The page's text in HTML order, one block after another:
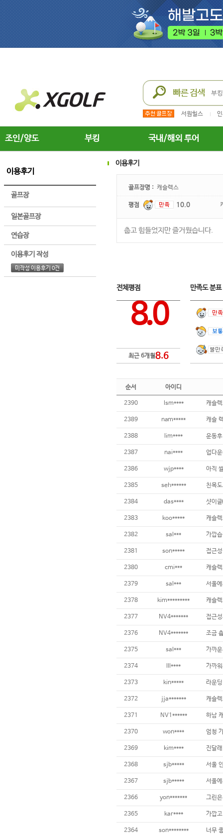
서원힐스
조인/양도 부킹 국내/해외 투어
이용후기
골프장
일본골프장
연습장
이용후기 작성
미작성 이용후기 0건
이용후기
골프장명 : 캐슬렉스
평점 10.0
춥고 힘들었지만 즐거웠습니다.
전체평점
8.0
최근 6개월8.6
만족도 분
순서 아이디
2390 lsm**** 캐슬
2389 nam***** 캐슬
2388 lim**** 운동
2387 nai**** 업다
2386 wjp****
2385 seh****** 친목
2384 das**** 샷이글
2383 koo***** 캐슬
2382 sal*** 가깝
2381 son***** 접근
2380 cmi***
2379 sal*** 서울
2378 kim********* 캐슬
2377 NV4******* 접근
2376 NV4*******
2375 sal*** 가까
2374 lll**** 가까
2373 kin***** 라운
2372 jja******* 캐슬
2371 NV1****** 하남
2370 won**** 엄청
2369 kim**** 진달
2368 sjb***** 서울
2367 sjb***** 서울
2366 yon*******
2365 kar**** 가깝
2364 son******** 너무